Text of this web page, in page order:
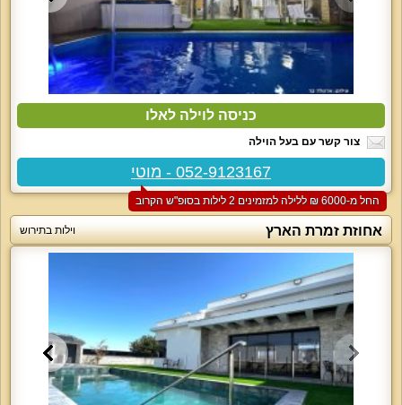
כניסה לוילה לאלו
צור קשר עם בעל הוילה
052-9123167 - מוטי
החל מ-‏6000 ₪ ללילה למזמינים 2 לילות בסופ"ש הקרוב
אחוזת זמרת הארץ וילות בתירוש